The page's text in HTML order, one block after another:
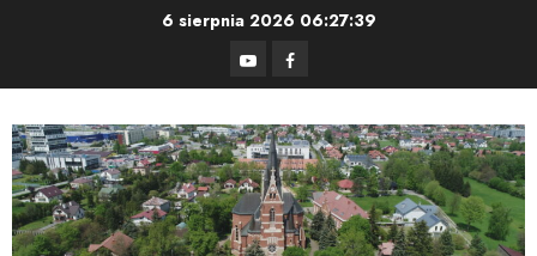
6 sierpnia 2026 06:27:39
YouTubeFacebook